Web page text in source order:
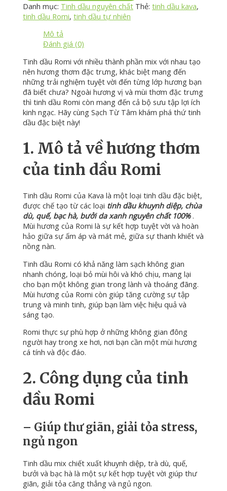
Danh mục: Tinh dầu nguyên chất Thẻ:tinh dầu kava,
tinh dầu Romi,tinh dầu tự nhiên
Mô tả
Đánh giá (0)
Tinh dầu Romi với nhiều thành phần mix với nhau tạo
nên hương thơm đặc trưng, ​​khác biệt mang đến
những trải nghiệm tuyệt vời đến từng lớp hương bạn
đã biết chưa? Ngoài hương vị và mùi thơm đặc trưng
thì tinh dầu Romi còn mang đến cả bộ sưu tập lợi ích
kinh ngạc. Hãy cùng Sạch Từ Tâm khám phá thứ tinh
dầu đặc biệt này!
1. Mô tả về hương thơm
của tinh dầu Romi
Tinh dầu Romi của Kava là một loại tinh dầu đặc biệt,
được chế tạo từ các loại tinh dầu khuynh diệp, chùa
dù, quế, bạc hà, bưởi da xanh nguyên chất 100%.
Mùi hương của Romi là sự kết hợp tuyệt vời và hoàn
hảo giữa sự ấm áp và mát mẻ, giữa sự thanh khiết và
nồng nàn.
Tinh dầu Romi có khả năng làm sạch không gian
nhanh chóng, loại bỏ mùi hôi và khó chịu, mang lại
cho bạn một không gian trong lành và thoáng đãng.
Mùi hương của Romi còn giúp tăng cường sự tập
trung và minh tinh, giúp bạn làm việc hiệu quả và
sáng tạo.
Romi thực sự phù hợp ở những không gian đông
người hay trong xe hơi, nơi bạn cần một mùi hương
cá tính và độc đáo.
2. Công dụng của tinh
dầu Romi
– Giúp thư giãn, giải tỏa stress,
ngủ ngon
Tinh dầu mix chiết xuất khuynh diệp, trà dù, quế,
bưởi và bạc hà là một sự kết hợp tuyệt vời giúp thư
giãn, giải tỏa căng thẳng và ngủ ngon.